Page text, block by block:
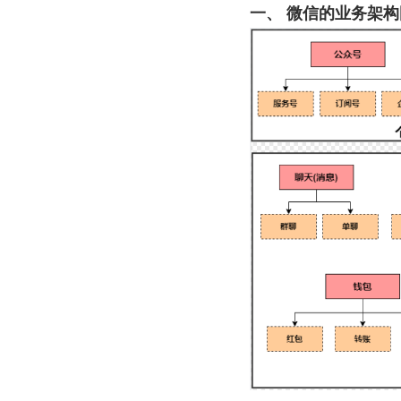
一、 微信的业务架